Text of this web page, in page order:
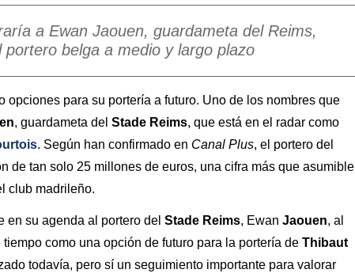
a Ewan Jaouen, guardameta del Reims,
belga a medio y largo plazo
opciones para su portería a futuro. Uno de los nombres que
, guardameta del Stade Reims, que está en el radar como
. Según han confirmado en Canal Plus, el portero del
de tan solo 25 millones de euros, una cifra más que asumible
club madrileño.
en su agenda al portero del Stade Reims, Ewan Jaouen, al
como una opción de futuro para la portería de Thibaut
todavía, pero sí un seguimiento importante para valorar